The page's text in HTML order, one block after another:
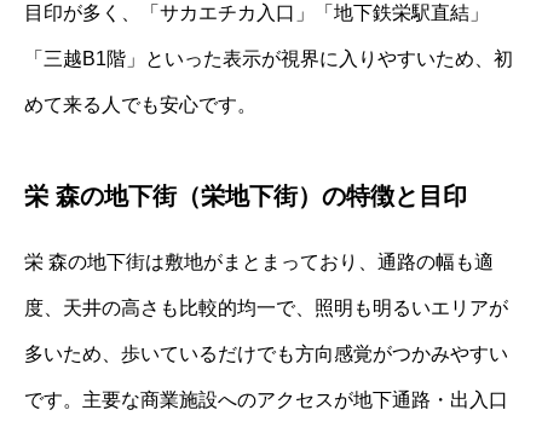
目印が多く、「サカエチカ入口」「地下鉄栄駅直結」
「三越B1階」といった表示が視界に入りやすいため、初
めて来る人でも安心です。
栄 森の地下街（栄地下街）の特徴と目印
栄 森の地下街は敷地がまとまっており、通路の幅も適
度、天井の高さも比較的均一で、照明も明るいエリアが
多いため、歩いているだけでも方向感覚がつかみやすい
です。主要な商業施設へのアクセスが地下通路・出入口